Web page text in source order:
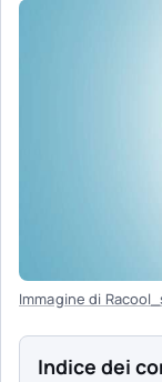
Immagine di
Indice dei